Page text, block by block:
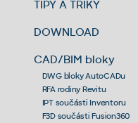
TIPY A TRIKY
DOWNLOAD
CAD/BIM bloky
DWG bloky AutoCADu
RFA rodiny Revitu
IPT součásti Inventoru
F3D součásti Fusion360